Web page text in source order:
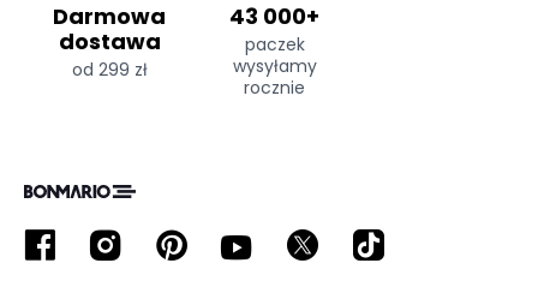
Darmowa
dostawa
od 299 zł
43 000+
paczek
wysyłamy
rocznie